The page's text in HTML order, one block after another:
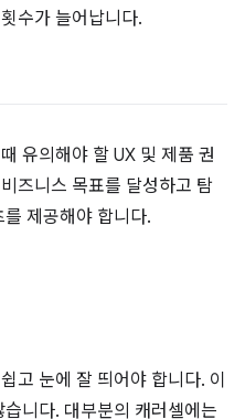
수가 늘어납니다.
유의해야 할 UX 및 제품 권
즈니스 목표를 달성하고 탐
제공해야 합니다.
고 눈에 잘 띄어야 합니다. 이
니다. 대부분의 캐러셀에는